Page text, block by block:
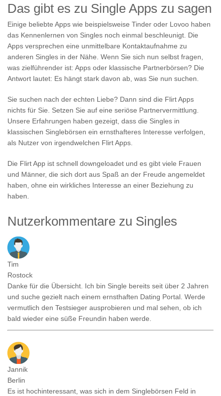
Das gibt es zu Single Apps zu sagen
Einige beliebte Apps wie beispielsweise Tinder oder Lovoo haben
das Kennenlernen von Singles noch einmal beschleunigt. Die
Apps versprechen eine unmittelbare Kontaktaufnahme zu
anderen Singles in der Nähe. Wenn Sie sich nun selbst fragen,
was zielführender ist: Apps oder klassische Partnerbörsen? Die
Antwort lautet: Es hängt stark davon ab, was Sie nun suchen.
Sie suchen nach der echten Liebe? Dann sind die Flirt Apps
nichts für Sie. Setzen Sie auf eine seriöse Partnervermittlung.
Unsere Erfahrungen haben gezeigt, dass die Singles in
klassischen Singlebörsen ein ernsthafteres Interesse verfolgen,
als Nutzer von irgendwelchen Flirt Apps.
Die Flirt App ist schnell downgeloadet und es gibt viele Frauen
und Männer, die sich dort aus Spaß an der Freude angemeldet
haben, ohne ein wirkliches Interesse an einer Beziehung zu
haben.
Nutzerkommentare zu Singles
Tim
Rostock
Danke für die Übersicht. Ich bin Single bereits seit über 2 Jahren
und suche gezielt nach einem ernsthaften Dating Portal. Werde
vermutlich den Testsieger ausprobieren und mal sehen, ob ich
bald wieder eine süße Freundin haben werde.
Jannik
Berlin
Es ist hochinteressant, was sich in dem Singlebörsen Feld in